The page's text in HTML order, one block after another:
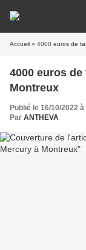
Accueil » 4000 euros de
4000 euros
Montreux
Publié le 16/10/2022
Par ANTHEVA